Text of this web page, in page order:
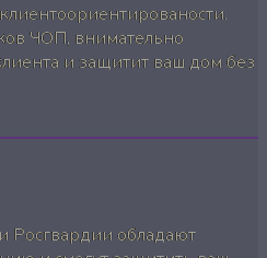
ЧОП, внимательно
и защитит ваш дом без
Росгвардии обладают